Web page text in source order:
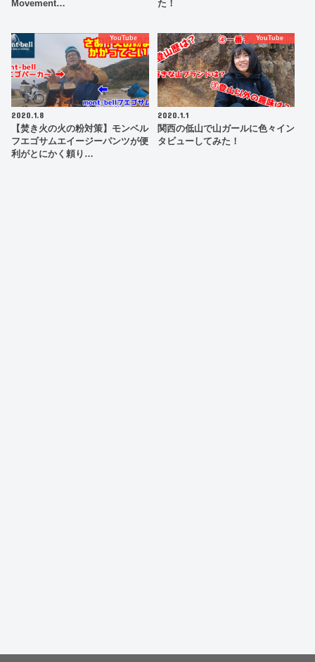
Movement…
た！
YouTube
2020.1.8
【焚き火の火の粉対策】モンベル
フエゴサムエイージーパンツが便
利がとにかく頼り…
YouTube
2020.1.1
関西の低山で山ガールに色々イン
タビューしてみた！